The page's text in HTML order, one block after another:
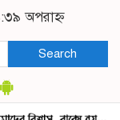
অপরাহ্ন
Search